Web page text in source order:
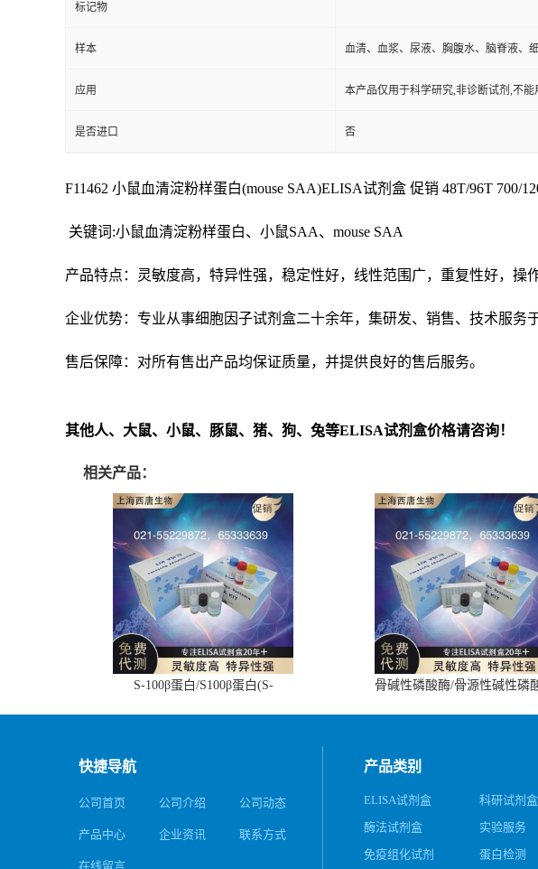
标记物
样本 血清、血浆、尿液、胸腹水、脑脊液、
应用 本产品仅用于科学研究,非诊断试剂,不能
是否进口 否
F11462 小鼠血清淀粉样蛋白(mouse SAA)ELISA试剂盒 促销 48T/96T 700/
关键词:小鼠血清淀粉样蛋白、小鼠SAA、mouse SAA
产品特点：灵敏度高，特异性强，稳定性好，线性范围广，重复性好，操
企业优势：专业从事细胞因子试剂盒二十余年，集研发、销售、技术服务于
售后保障：对所有售出产品均保证质量，并提供良好的售后服务。
其他人、大鼠、小鼠、豚鼠、猪、狗、兔等ELISA试剂盒价格请咨询！
相关产品：
S-100β蛋白/S100β蛋白(S-
骨碱性磷酸酶/骨源性碱性磷
快捷导航
公司首页 公司介绍 公司动态
产品中心 企业资讯 联系方式
在线留言
产品类别
ELISA试剂盒
科研试剂盒
酶法试剂盒
实验服务
免疫组化试剂
蛋白检测